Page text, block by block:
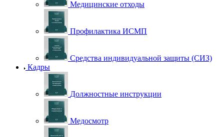
Медицинские отходы
Профилактика ИСМП
Средства индивидуальной защиты (СИЗ)
Кадры
Должностные инструкции
Медосмотр